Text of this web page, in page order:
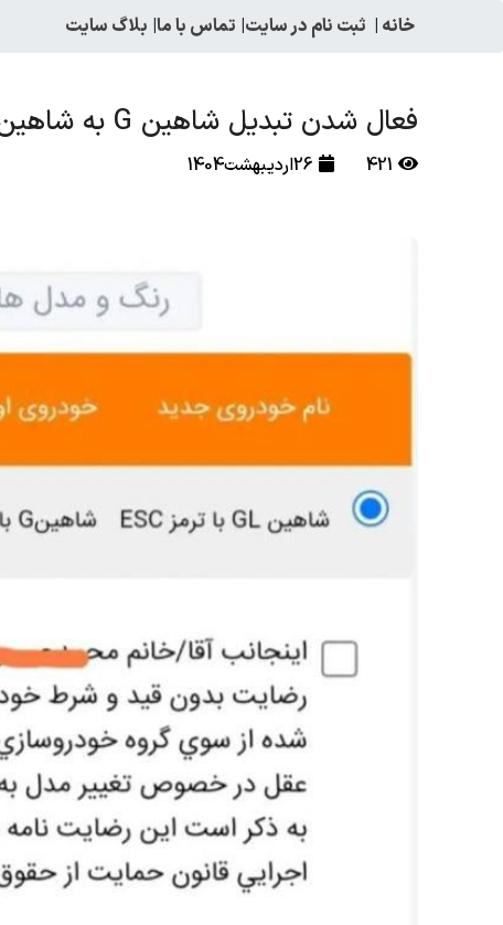
خانه | ثبت نام در سایت| تماس با ما| بلاگ سایت
فعال شدن تبدیل شاهین G به شاهین GL با ترمز ESC
421 26اردیبهشت1404